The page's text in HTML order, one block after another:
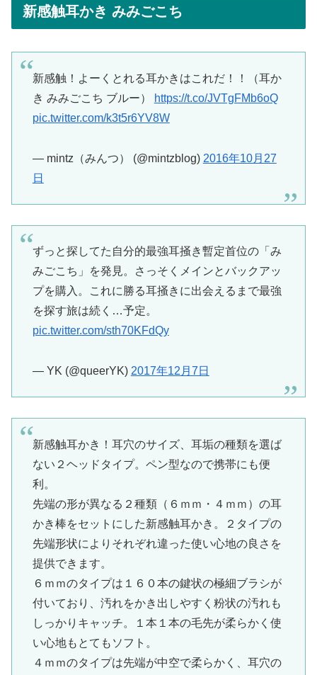
新感触耳かき みみごこち
新感触！よーくとれる耳かきはこれだ！！（耳か
き みみごこち ブルー）
https://t.co/JVTgFMb6oQ
pic.twitter.com/k3t5r6YV8W
— mintz（みんつ） (@mintzblog) 2016年10月27
日
ずっと探してた自分的最強耳掻き暫定首位の「み
みごこち」を発見。さっそくメインとバックアッ
プを購入。これに勝る耳掻きに出会えるまで最強
を探す旅は続く…予定。
pic.twitter.com/sth70KFdQy
— YK (@queerYK) 2017年12月7日
新感触耳かき！耳穴のサイズ、耳垢の種類を選ば
ない２ヘッドタイプ。ペン型なので携帯にも便
利。
先端の形が異なる２種類（６ｍｍ・４ｍｍ）の耳
かき棒をセットにした新感触耳かき。２タイプの
先端形状によりそれぞれ違った使い心地の良さを
提供できます。
６ｍｍのタイプは１６０本の鍵状の極細ブラシが
付いており、汚れをかき出しやすく粉状の汚れも
しっかりキャッチ。１本１本の毛先が柔らかく使
い心地もとてもソフト。
４ｍｍのタイプは先端が中空で柔らかく、耳穴の